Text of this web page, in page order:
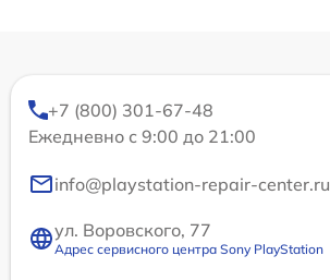
+7 (800) 301-67-48
Ежедневно с 9:00 до 21:00
info@playstation-repair-center.ru
ул. Воровского, 77
Адрес сервисного центра Sony PlayStation